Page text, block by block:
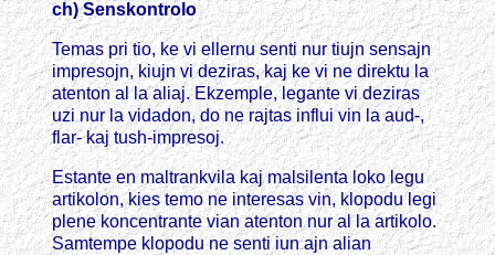
ch) Senskontrolo
Temas pri tio, ke vi ellernu senti nur tiujn sensajn
impresojn, kiujn vi deziras, kaj ke vi ne direktu la
atenton al la aliaj. Ekzemple, legante vi deziras
uzi nur la vidadon, do ne rajtas influi vin la aud-,
flar- kaj tush-impresoj.
Estante en maltrankvila kaj malsilenta loko legu
artikolon, kies temo ne interesas vin, klopodu legi
plene koncentrante vian atenton nur al la artikolo.
Samtempe klopodu ne senti iun ajn alian